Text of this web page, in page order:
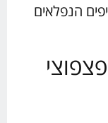
הנפלאים